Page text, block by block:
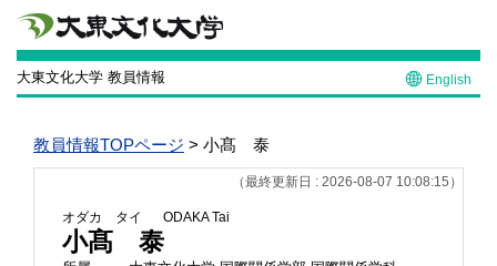
大東文化大学 教員情報 English
教員情報TOPページ > 小髙 泰
（最終更新日 : 2026-08-07 10:08:15）
オダカ タイ ODAKA Tai
小髙 泰